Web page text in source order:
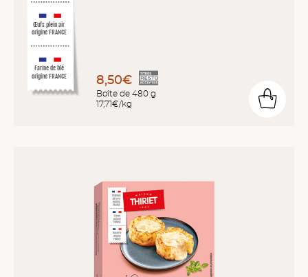
Œufs plein air
origine FRANCE
Farine de blé
origine FRANCE 8,50€
Boîte de 480 g
17,71€/kg